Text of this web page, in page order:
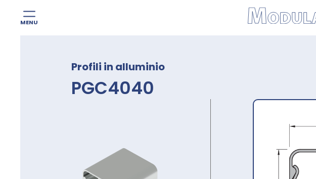
MENU
Profili in alluminio
PGC4040